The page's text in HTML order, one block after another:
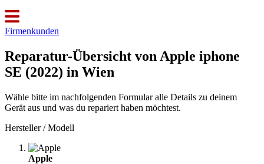
Firmenkunden
Reparatur-Übersicht von Apple iphone
SE (2022) in Wien
Wähle bitte im nachfolgenden Formular alle Details zu deinem
Gerät aus und was du repariert haben möchtest.
Hersteller / Modell
Apple